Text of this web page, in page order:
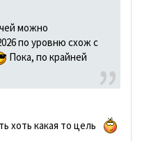
можно
по уровню схож с
Пока, по крайней
хоть какая то цель